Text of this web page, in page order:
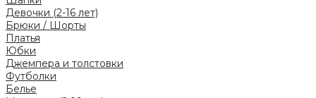
Девочки (2-16 лет)
Брюки / Шорты
Платья
Юбки
Джемпера и толстовки
Футболки
Белье